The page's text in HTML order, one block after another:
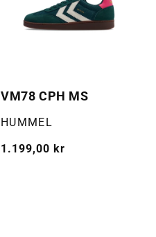
VM78 CPH MS
Selger:
HUMMEL
Vanlig
1.199,00 kr